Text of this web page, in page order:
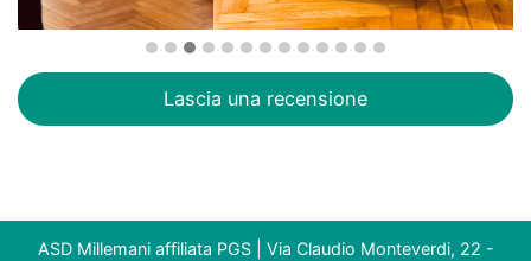
Lascia una recensione
ASD Millemani affiliata PGS | Via Claudio Monteverdi, 22 -